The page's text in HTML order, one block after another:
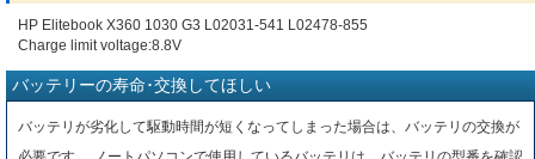
HP Elitebook X360 1030 G3 L02031-541 L02478-855
Charge limit voltage:8.8V
バッテリーの寿命･交換してほしい
バッテリが劣化して駆動時間が短くなってしまった場合は、バッテリの交換が